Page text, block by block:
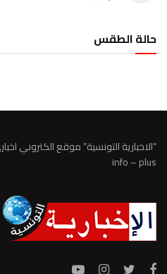
حالة الطقس
“الاخبارية التونسية” موقع الكتروني
info – plus